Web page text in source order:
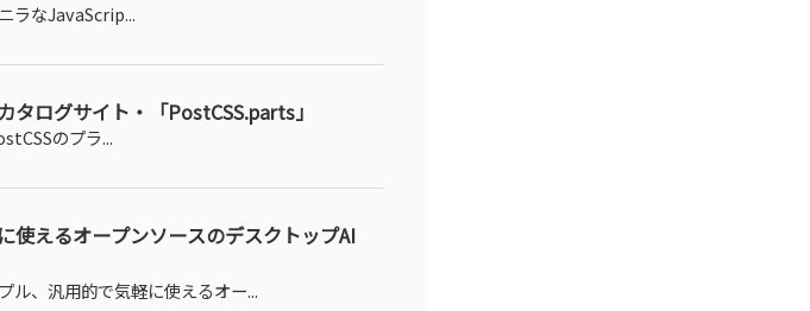
ラなJavaScrip...
タログサイト・「PostCSS.parts」
のプラ...
使えるオープンソースのデスクトップAI
、汎用的で気軽に使えるオー...